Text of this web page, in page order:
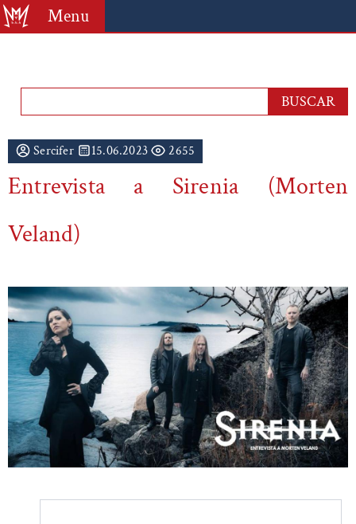
Menu
Sercifer 15.06.2023 2655
Entrevista a Sirenia (Morten
Veland)